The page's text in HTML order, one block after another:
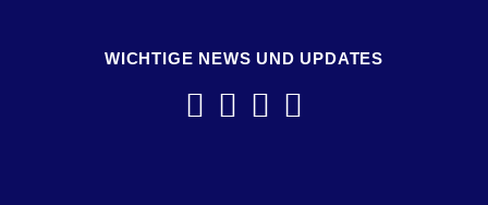
WICHTIGE NEWS UND UPDATES